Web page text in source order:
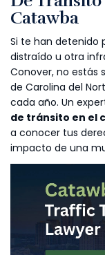
Catawba
Si te han detenido
distraído u otra
Conover, no estás
de Carolina del
cada año. Un
de tránsito en el
a conocer tus
impacto de una